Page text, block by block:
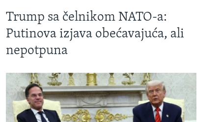
Trump sa čelnikom NATO-a:
Putinova izjava obećavajuća, ali
nepotpuna